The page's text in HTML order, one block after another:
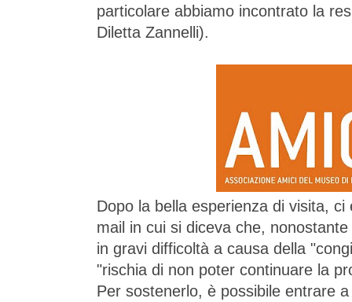
particolare abbiamo incontrato la
Diletta Zannelli).
Dopo la bella esperienza di visita,
mail in cui si diceva che,
in gravi difficoltà a causa della
"rischia di non poter continuare la
Per sostenerlo, è possibile entrare